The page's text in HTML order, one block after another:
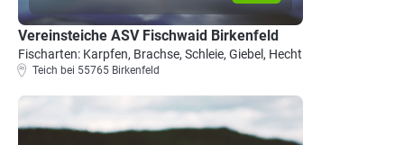
Vereinsteiche ASV Fischwaid Birkenfeld
Fischarten: Karpfen, Brachse, Schleie, Giebel, Hecht
Teich bei 55765 Birkenfeld